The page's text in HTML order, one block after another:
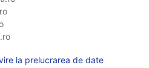
la prelucrarea de date